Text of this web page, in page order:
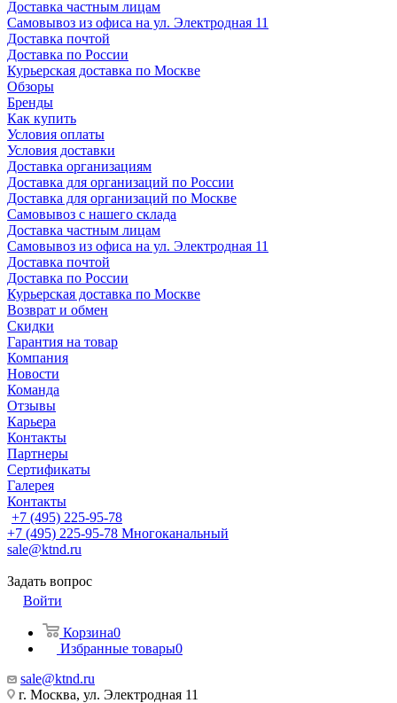
Доставка частным лицам
Самовывоз из офиса на ул. Электродная 11
Доставка почтой
Доставка по России
Курьерская доставка по Москве
Обзоры
Бренды
Как купить
Условия оплаты
Условия доставки
Доставка организациям
Доставка для организаций по России
Доставка для организаций по Москве
Самовывоз с нашего склада
Доставка частным лицам
Самовывоз из офиса на ул. Электродная 11
Доставка почтой
Доставка по России
Курьерская доставка по Москве
Возврат и обмен
Скидки
Гарантия на товар
Компания
Новости
Команда
Отзывы
Карьера
Контакты
Партнеры
Сертификаты
Галерея
Контакты
+7 (495) 225-95-78
+7 (495) 225-95-78 Многоканальный
sale@ktnd.ru
Задать вопрос
Войти
Корзина0
Избранные товары0
sale@ktnd.ru
г. Москва, ул. Электродная 11